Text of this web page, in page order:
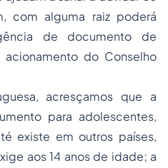
com alguma raiz poderá
de documento de
do Conselho
acresçamos que a
para adolescentes,
existe em outros países,
aos 14 anos de idade; a